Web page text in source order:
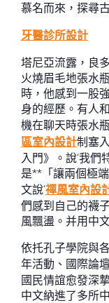
慕名而來，探尋
牙醫診所設計
塔尼亞流露，良
火燒眉毛地張水
時，他感到一股
身的經歷。有人
機在聊天時張水
區室內設計制塞
入門》。說‘我們
是**「讓兩個極
文說‘禪風室內設
們感到自己的襪
風飄盪。并用中
依托孔子學院與
年活動、國際論
國民情誼愈發深
中文納進了多所